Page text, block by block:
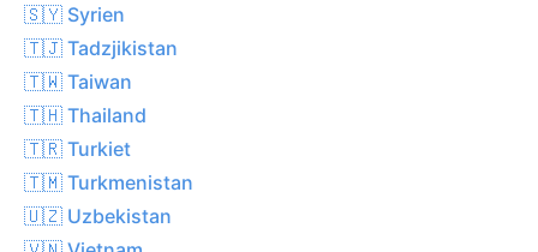
🇸🇾 Syrien
🇹🇯 Tadzjikistan
🇹🇼 Taiwan
🇹🇭 Thailand
🇹🇷 Turkiet
🇹🇲 Turkmenistan
🇺🇿 Uzbekistan